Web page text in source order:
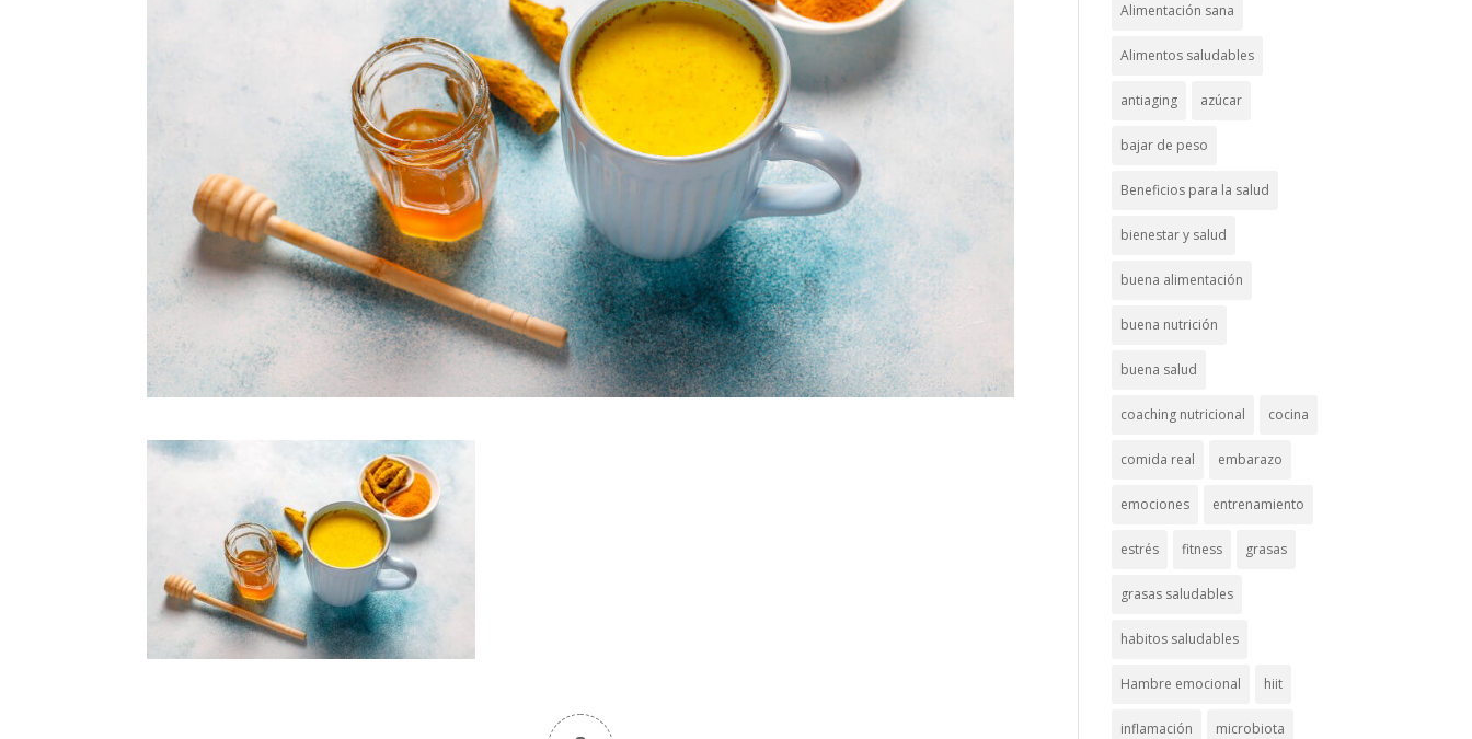
Alimentación sana
Alimentos saludables
antiaging azúcar
bajar de peso
Beneficios para la salud
bienestar y salud
buena alimentación
buena nutrición
buena salud
coaching nutricional cocina
comida real embarazo
emociones entrenamiento
estrés fitness grasas
grasas saludables
habitos saludables
Hambre emocional hiit
inflamación microbiota